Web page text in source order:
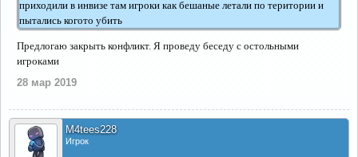
приходили в инвизе там игроки как бешаные летали по територии и
пытались когото убить
Предлогаю закрыть конфликт. Я проведу беседу с остольными
игроками
28 мар 2019
M4tees228
Игрок